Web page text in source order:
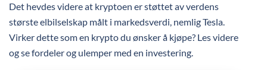
Det hevdes videre at kryptoen er støttet av verdens
største elbilselskap målt i markedsverdi, nemlig Tesla.
Virker dette som en krypto du ønsker å kjøpe? Les videre
og se fordeler og ulemper med en investering.